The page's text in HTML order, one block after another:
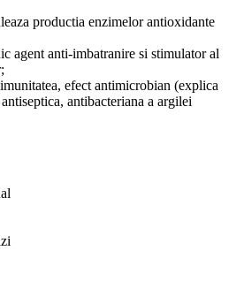
productia enzimelor antioxidante
agent anti-imbatranire si stimulator al
efect antimicrobian (explica
antibacteriana a argilei